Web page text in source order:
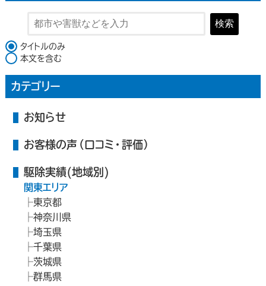
検索
検索対象
タイトルのみ
本文を含む
カテゴリー
お知らせ
お客様の声（口コミ・評価）
駆除実績(地域別)
関東エリア
東京都
神奈川県
埼玉県
千葉県
茨城県
群馬県